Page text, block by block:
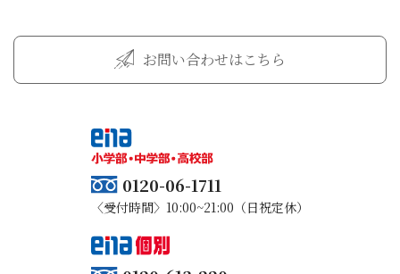
お問い合わせはこちら
0120-06-1711
〈受付時間〉10:00~21:00（日祝定休）